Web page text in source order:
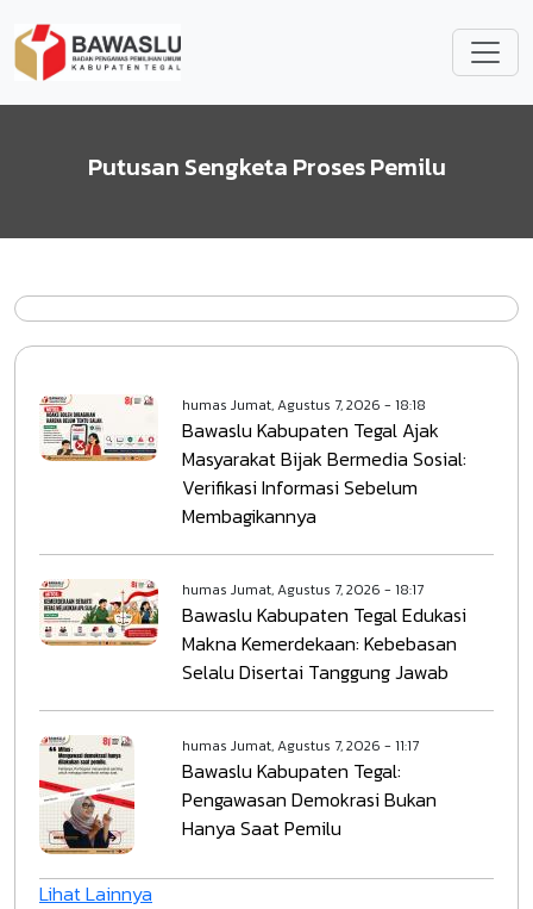
Putusan Sengketa Proses Pemilu
humas Jumat, Agustus 7, 2026 - 18:18
Bawaslu Kabupaten Tegal Ajak
Masyarakat Bijak Bermedia Sosial:
Verifikasi Informasi Sebelum
Membagikannya
humas Jumat, Agustus 7, 2026 - 18:17
Bawaslu Kabupaten Tegal Edukasi
Makna Kemerdekaan: Kebebasan
Selalu Disertai Tanggung Jawab
humas Jumat, Agustus 7, 2026 - 11:17
Bawaslu Kabupaten Tegal:
Pengawasan Demokrasi Bukan
Hanya Saat Pemilu
Lihat Lainnya